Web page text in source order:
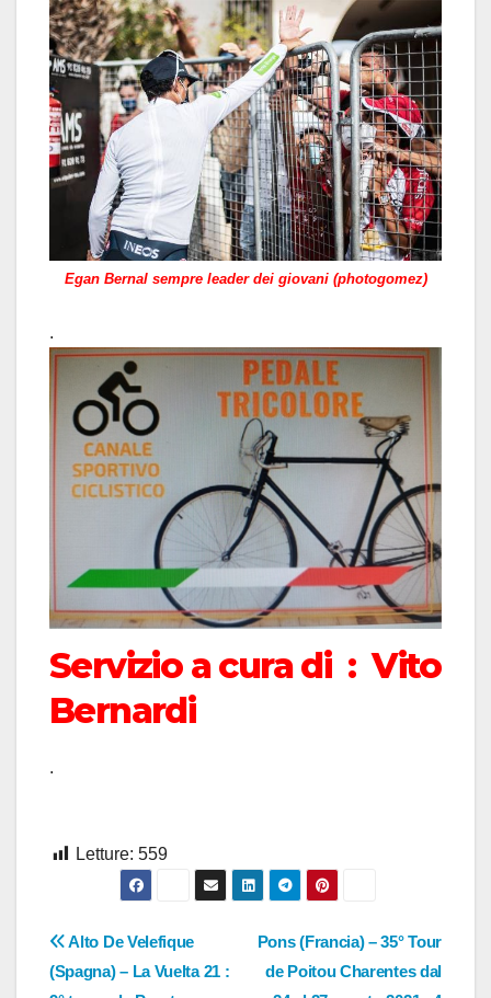
Egan Bernal sempre leader dei giovani (photogomez)
.
Servizio a cura di : Vito
Bernardi
.
Letture: 559
Navigazione
Pons (Francia) – 35° Tour
de Poitou Charentes dal
Alto De Velefique
(Spagna) – La Vuelta 21 :